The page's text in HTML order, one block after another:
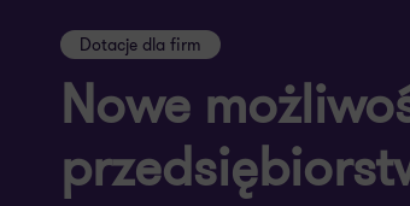
Dotacje dla firm
Nowe